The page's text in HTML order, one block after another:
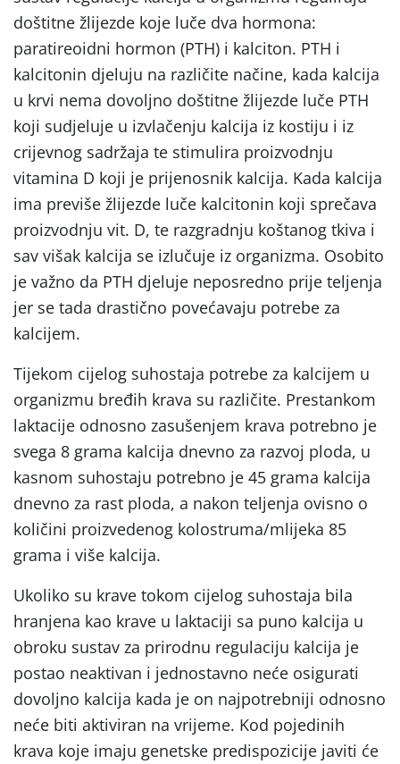
doštitne žlijezde koje luče dva hormona:
paratireoidni hormon (PTH) i kalciton. PTH i
kalcitonin djeluju na različite načine, kada kalcija
u krvi nema dovoljno doštitne žlijezde luče PTH
koji sudjeluje u izvlačenju kalcija iz kostiju i iz
crijevnog sadržaja te stimulira proizvodnju
vitamina D koji je prijenosnik kalcija. Kada kalcija
ima previše žlijezde luče kalcitonin koji sprečava
proizvodnju vit. D, te razgradnju koštanog tkiva i
sav višak kalcija se izlučuje iz organizma. Osobito
je važno da PTH djeluje neposredno prije teljenja
jer se tada drastično povećavaju potrebe za
kalcijem.
Tijekom cijelog suhostaja potrebe za kalcijem u
organizmu bređih krava su različite. Prestankom
laktacije odnosno zasušenjem krava potrebno je
svega 8 grama kalcija dnevno za razvoj ploda, u
kasnom suhostaju potrebno je 45 grama kalcija
dnevno za rast ploda, a nakon teljenja ovisno o
količini proizvedenog kolostruma/mlijeka 85
grama i više kalcija.
Ukoliko su krave tokom cijelog suhostaja bila
hranjena kao krave u laktaciji sa puno kalcija u
obroku sustav za prirodnu regulaciju kalcija je
postao neaktivan i jednostavno neće osigurati
dovoljno kalcija kada je on najpotrebniji odnosno
neće biti aktiviran na vrijeme. Kod pojedinih
krava koje imaju genetske predispozicije javiti će